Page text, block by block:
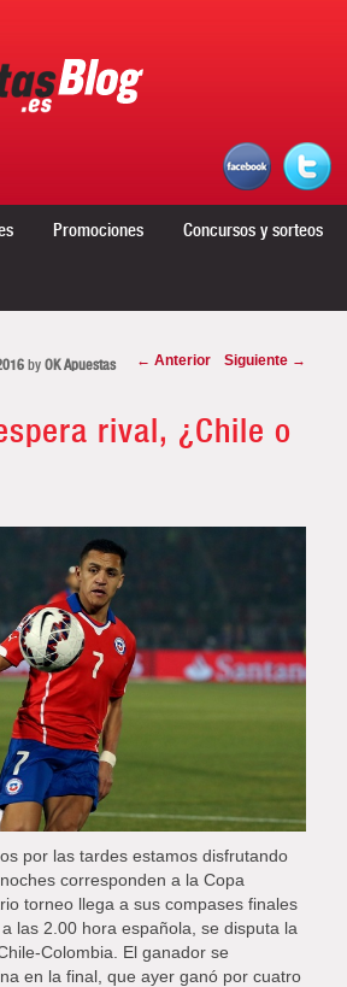
Promociones Concursos y sorteos
← Anterior Siguiente →
rival, ¿Chile o
byOK Apuestas
por las tardes estamos disfrutando
corresponden a la Copa
torneo llega a sus compases finales
las 2.00 hora española, se disputa la
Colombia. El ganador se
en la final, que ayer ganó por cuatro